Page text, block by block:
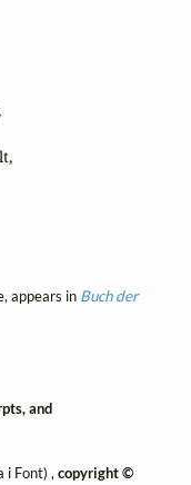
appears in Buch der
and
i Font) ,copyright ©